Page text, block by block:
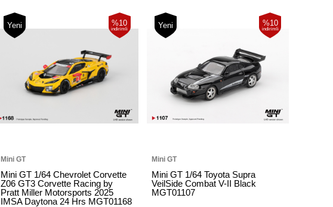
%10
indirimli
Yeni
Mini GT
Mini GT 1/64 Chevrolet Corvette
Z06 GT3 Corvette Racing by
Pratt Miller Motorsports 2025
IMSA Daytona 24 Hrs MGT01168
%10
indirimli
Yeni
Mini GT
Mini GT 1/64 Toyota Supra
VeilSide Combat V-II Black
MGT01107